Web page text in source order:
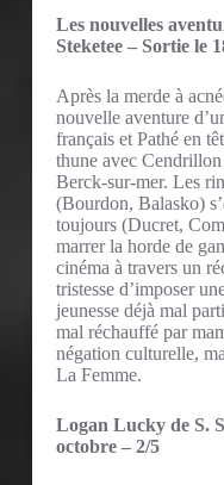
Les nouvelles
Steketee – Sortie le
Après la merde à
nouvelle aventure
français et Pathé en
thune avec
Berck-sur-mer. Les
(Bourdon, Balasko)
toujours (Ducret,
marrer la horde de
cinéma à travers un
tristesse d’imposer
jeunesse déjà mal
mal réchauffé par
négation culturelle,
La Femme.
Logan Lucky de S.
octobre – 2/5